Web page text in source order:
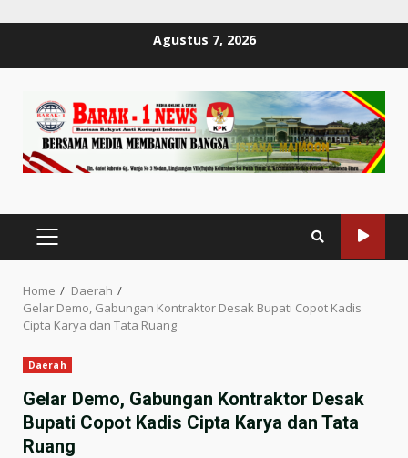
Agustus 7, 2026
PRIMARY
MENU
Home
Daerah
Gelar Demo, Gabungan Kontraktor Desak Bupati Copot Kadis
Cipta Karya dan Tata Ruang
Daerah
Gelar Demo, Gabungan Kontraktor Desak
Bupati Copot Kadis Cipta Karya dan Tata
Ruang